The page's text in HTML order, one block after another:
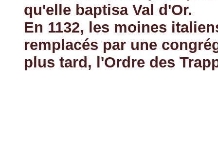
qu'elle baptisa Val d'Or.
En 1132, les moines
remplacés par une
plus tard, l'Ordre des